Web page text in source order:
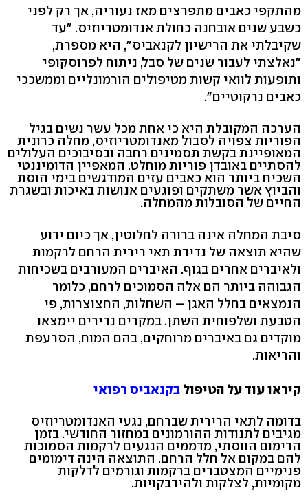
מהתקפי כאבים מתפרצים מאז נעוריה, אך רק לפני
כשבע שנים אובחנה כחולת אנדומטריוזיס. "עד
שקיבלתי את הרישיון לקנאביס", היא מספרת,
"נאלצתי לעבור שנים של סבל, ניתוח לפרוסקופי
ותופעות לוואי קשות מטיפולים הורמונליים וממשככי
כאבים נרקוטיים".
הערכה המקובלת היא כי אחת מכל עשר נשים בגיל
הפוריות צפויה לסבול מאנדומטריוזיס, מחלה כרונית
המאופיינת בקשת תסמינים רחבה ובסיבוכים העלולים
להסתיים באובדן פוריות מוחלט. המאפיין הדומיננטי
השכיח ביותר הוא כאבים עזים המודגשים בימי הוסת
והביוץ אשר משתקים ופוגעים אנושות באיכות ובשגרת
החיים של הסובלות מהמחלה.
סיבת המחלה אינה ברורה לחלוטין, אך כיום ידוע
שהיא תוצאה של נדידת תאי רירית הרחם לרקמות
ולאיברים אחרים בגוף. האיברים המעורבים בשכיחות
הגבוהה ביותר הם אלה הסמוכים לרחם, כלומר
הנמצאים בחלל האגן – השחלות, החצוצרות, פי
הטבעת ושלפוחית השתן. במקרים נדירים יימצאו
מוקדים גם באיברים מרוחקים, בהם המוח, הסרעפת
והריאות.
קיראו עוד על הטיפול בקנאביס רפואי
בדומה לתאי הרירית שברחם, נגעי האנדומטריוזיס
מגיבים לתנודות ההורמונים במחזור החודשי. בזמן
הדימום הווסתי, מדממים הנגעים לרקמות הסמוכות
להם במקום אל חלל הרחם. התוצאה הינה דימומים
פנימיים המצטברים ברקמות וגורמים לדלקות
מקומיות, לצלקות ולהידבקויות.